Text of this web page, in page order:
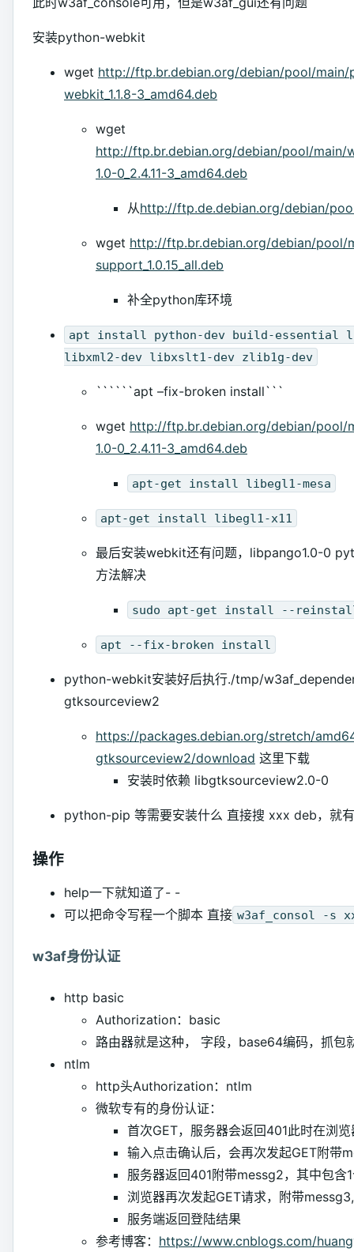
安装python-webkit
wget http://ftp.br.debian.org/debian/pool/
webkit_1.1.8-3_amd64.deb
wget
http://ftp.br.debian.org/debian/pool/
1.0-0_2.4.11-3_amd64.deb
从http://ftp.de.debian.org/debian/
wget http://ftp.br.debian.org/debian/
support_1.0.15_all.deb
补全python库环境
apt install python-dev build-
libxml2-dev libxslt1-dev zlib1g-dev
``````apt –fix-broken install```
wget http://ftp.br.debian.org/debian/
1.0-0_2.4.11-3_amd64.deb
apt-get install libegl1-mesa
apt-get install libegl1-x11
最后安装webkit还有问题，libpango1.0-0
方法解决
sudo apt-get install --
apt --fix-broken install
python-webkit安装好后执行./tmp/
gtksourceview2
https://packages.debian.org/stretch/
gtksourceview2/download 这里下载
安装时依赖 libgtksourceview2.0-0
python-pip 等需要安装什么 直接搜 xxx deb，就
操作
help一下就知道了- -
可以把命令写程一个脚本 直接 w3af_consol -s
w3af身份认证
http basic
Authorization：basic
路由器就是这种， 字段，base64编码，抓包
ntlm
http头Authorization：ntlm
微软专有的身份认证：
首次GET，服务器会返回401此时在浏
输入点击确认后，会再次发起GET附带
服务器返回401附带messg2，其中包含
浏览器再次发起GET请求，附带
服务端返回登陆结果
参考博客： https://www.cnblogs.com/